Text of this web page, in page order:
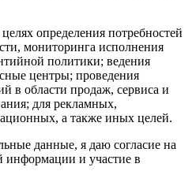
определения потребностей
мониторинга исполнения
политики; ведения
центры; проведения
в области продаж, сервиса и
для рекламных,
а также иных целей.
данные, я даю согласие на
информации и участие в